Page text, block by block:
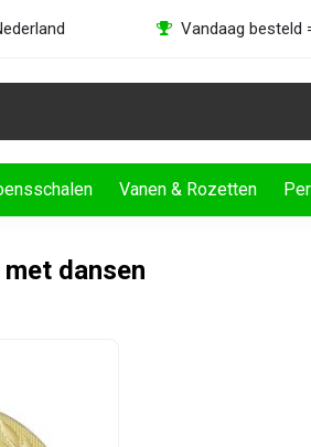
Vandaag besteld
Vanen & Rozetten
dansen